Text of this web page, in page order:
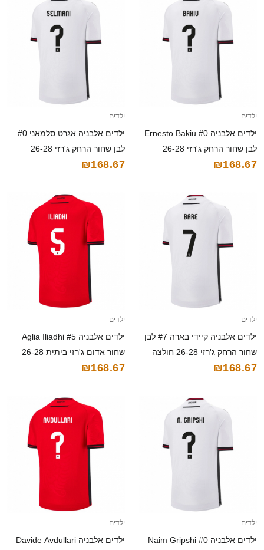
ילדים
ילדים אלבניה Ernesto Bakiu #0
לבן שחור הרחק ג'רזי 26-28
חולצה קצרה
₪168.67
ילדים
ילדים אלבניה אגרט סלמאני #0
לבן שחור הרחק ג'רזי 26-28
חולצה קצרה
₪168.67
ילדים
ילדים אלבניה קיידי בארה #7 לבן
שחור הרחק ג'רזי 26-28 חולצה
קצרה
₪168.67
ילדים
ילדים אלבניה Aglia Iliadhi #5
שחור אדום ג'רזי ביתית 26-28
חולצה קצרה
₪168.67
ילדים
ילדים אלבניה Naim Gripshi #0
ילדים
ילדים אלבניה Davide Avdullari